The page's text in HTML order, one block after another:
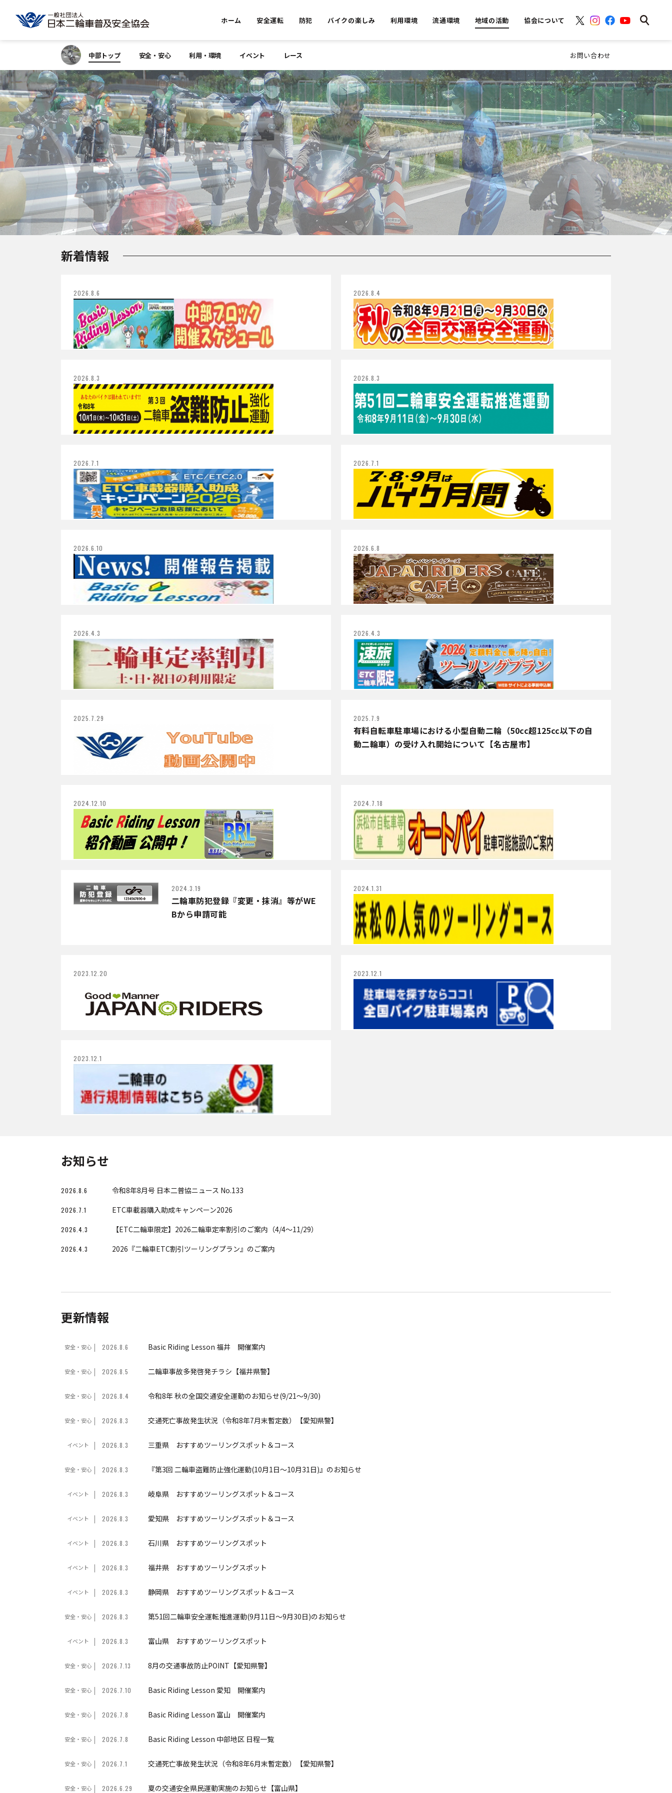
ホーム 安全運転 防犯 バイクの楽しみ 利用環境 流通環境 地域の活動 協会について
中部トップ 安全・安心 利用・環境 イベント レース お問い合わせ
新着情報
2026.8.6 2026.8.4
2026.8.3 2026.8.3
2026.7.1 2026.7.1
2026.6.10 2026.6.8
2026.4.3 2026.4.3
2025.7.29 2025.7.9
有料自転車駐車場における小型自動二輪（50cc超125cc以下の自
動二輪車）の受け入れ開始について【名古屋市】
2024.12.10 2024.7.18
2024.3.19
二輪車防犯登録『変更・抹消』等がWE
Bから申請可能
2024.1.31
2023.12.20 2023.12.1
2023.12.1
お知らせ
2026.8.6 令和8年8月号 日本二普協ニュース No.133
2026.7.1 ETC車載器購入助成キャンペーン2026
2026.4.3 【ETC二輪車限定】2026二輪車定率割引のご案内（4/4～11/29）
2026.4.3 2026『二輪車ETC割引ツーリングプラン』のご案内
更新情報
安全・安心 2026.8.6 Basic Riding Lesson 福井 開催案内
安全・安心 2026.8.5 二輪車事故多発啓発チラシ【福井県警】
安全・安心 2026.8.4 令和8年 秋の全国交通安全運動のお知らせ(9/21～9/30)
安全・安心 2026.8.3 交通死亡事故発生状況（令和8年7月末暫定数）【愛知県警】
イベント 2026.8.3 三重県 おすすめツーリングスポット＆コース
安全・安心 2026.8.3 『第3回 二輪車盗難防止強化運動(10月1日～10月31日)』のお知らせ
イベント 2026.8.3 岐阜県 おすすめツーリングスポット＆コース
イベント 2026.8.3 愛知県 おすすめツーリングスポット＆コース
イベント 2026.8.3 石川県 おすすめツーリングスポット
イベント 2026.8.3 福井県 おすすめツーリングスポット
イベント 2026.8.3 静岡県 おすすめツーリングスポット＆コース
安全・安心 2026.8.3 第51回二輪車安全運転推進運動(9月11日～9月30日)のお知らせ
イベント 2026.8.3 富山県 おすすめツーリングスポット
安全・安心 2026.7.13 8月の交通事故防止POINT【愛知県警】
安全・安心 2026.7.10 Basic Riding Lesson 愛知 開催案内
安全・安心 2026.7.8 Basic Riding Lesson 富山 開催案内
安全・安心 2026.7.8 Basic Riding Lesson 中部地区 日程一覧
安全・安心 2026.7.1 交通死亡事故発生状況（令和8年6月末暫定数）【愛知県警】
安全・安心 2026.6.29 夏の交通安全県民運動実施のお知らせ【富山県】